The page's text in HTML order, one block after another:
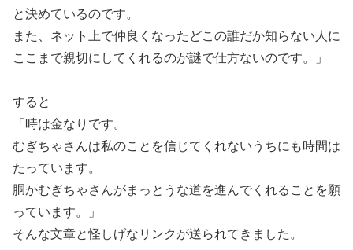
と決めているのです。
また、ネット上で仲良くなったどこの誰だか知らない人に
ここまで親切にしてくれるのが謎で仕方ないのです。」
すると
「時は金なりです。
むぎちゃさんは私のことを信じてくれないうちにも時間は
たっています。
胴かむぎちゃさんがまっとうな道を進んでくれることを願
っています。」
そんな文章と怪しげなリンクが送られてきました。